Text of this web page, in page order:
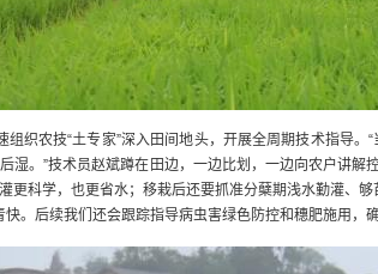
织农技“土专家”深入田间地头，开展全周期技术指导。
湿。”技术员赵斌蹲在田边，一边比划，一边向农户讲
更科学，也更省水；移栽后还要抓准分蘖期浅水勤灌
。后续我们还会跟踪指导病虫害绿色防控和穗肥施用，